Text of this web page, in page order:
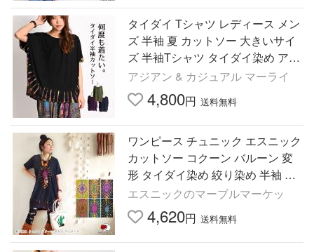
タイダイ Tシャツ レディース メン
ズ 半袖 夏 カットソー 大きいサイ
ズ 半袖Tシャツ タイダイ染め アジ
アン エスニック ファッション 個
性的 爆買
アジアン & カジュアル マーライ
4,800円 送料無料
ワンピース チュニック エスニック
カットソー コクーン バルーン 変
形 タイダイ染め 絞り染め 半袖 ミ
ニ レディース ファッション アジ
アン ゆったり 大きめ(3)
エスニックのマーブルマーケッ
4,620円 送料無料